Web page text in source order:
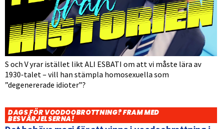
S och V yrar istället likt ALI ESBATI om att vi måste lära av
1930-talet – vill han stämpla homosexuella som
”degenererade idioter”?
DAGS FÖR VOODOOBROTTNING? FRAM MED
BESVÄRJELSERNA!